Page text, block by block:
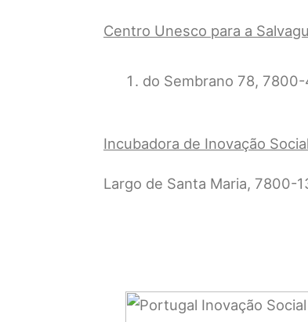
Centro Unesco para a
do Sembrano 78, 7800-
Incubadora de Inovação
Largo de Santa Maria, 7800-